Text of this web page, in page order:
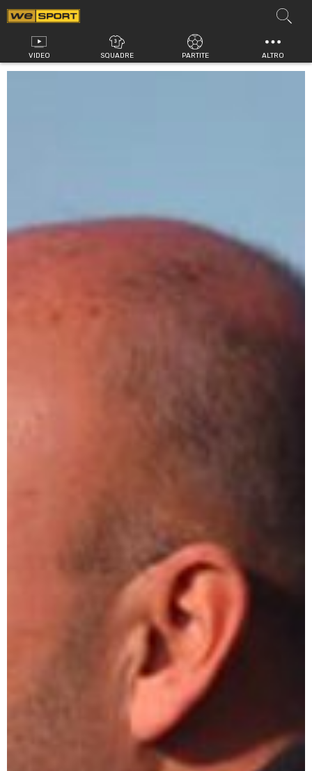
Vai
al
contenuto
VIDEO SQUADRE PARTITE ALTRO